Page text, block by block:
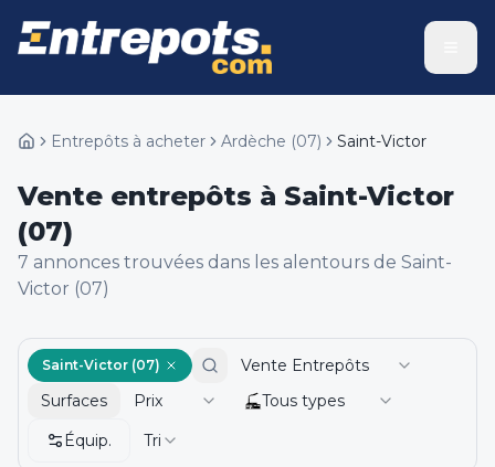
Entrepôts à acheter Ardèche (07) Saint-Victor
Vente entrepôts à Saint-Victor
(07)
7 annonces trouvées dans les alentours de Saint-
Victor (07)
Saint-Victor (07)
Vente Entrepôts
Surfaces
Prix
Tous types
Équip.
Tri